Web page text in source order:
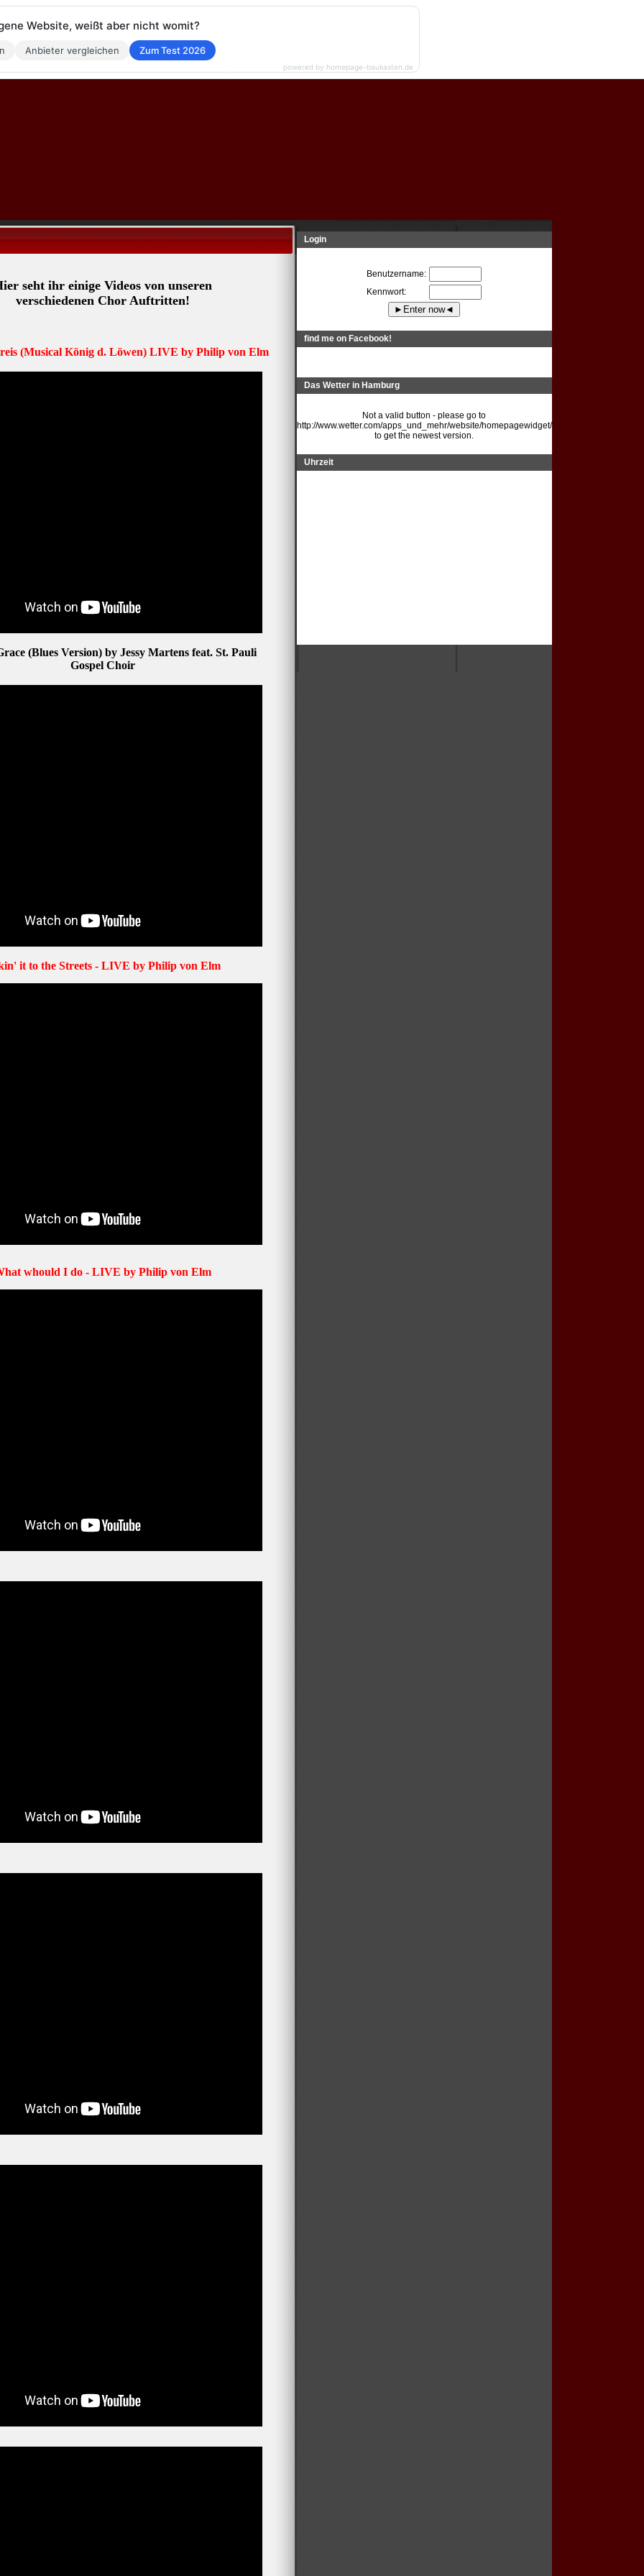
seht ihr einige Videos von unseren
verschiedenen Chor Auftritten!
(Musical König d. Löwen) LIVE by Philip von Elm
(Blues Version) by Jessy Martens feat. St. Pauli
Gospel Choir
it to the Streets - LIVE by Philip von Elm
whould I do - LIVE by Philip von Elm
Login
Benutzername:
Kennwort:
find me on Facebook!
Das Wetter in Hamburg
Not a valid button - please go to
http://www.wetter.com/apps_und_mehr/website/homepagewidget/
to get the newest version.
Uhrzeit
Website, weißt aber nicht womit?
Anbieter vergleichen Zum Test 2026
powered by homepage-baukasten.de